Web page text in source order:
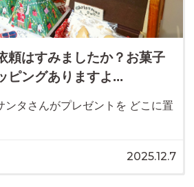
頼はすみましたか？お菓子
ピングありますよ...
ンタさんがプレゼントを どこに置
2025.12.7